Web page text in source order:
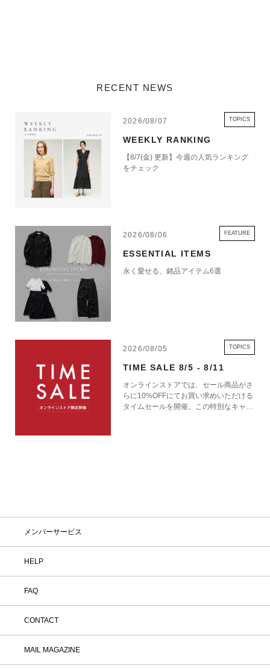
RECENT NEWS
2026/08/07 TOPICS
WEEKLY RANKING
【8/7(金) 更新】今週の人気ランキング
をチェック
2026/08/06 FEATURE
ESSENTIAL ITEMS
永く愛せる、銘品アイテム6選
2026/08/05 TOPICS
TIME SALE 8/5 - 8/11
オンラインストアでは、セール商品がさ
らに10%OFFにてお買い求めいただける
タイムセールを開催。この特別なキャン
メンバーサービス
HELP
FAQ
CONTACT
MAIL MAGAZINE